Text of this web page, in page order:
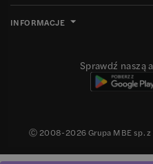
INFORMACJE
Sprawdź naszą
Ⓒ 2008-2026Grupa MBE sp.